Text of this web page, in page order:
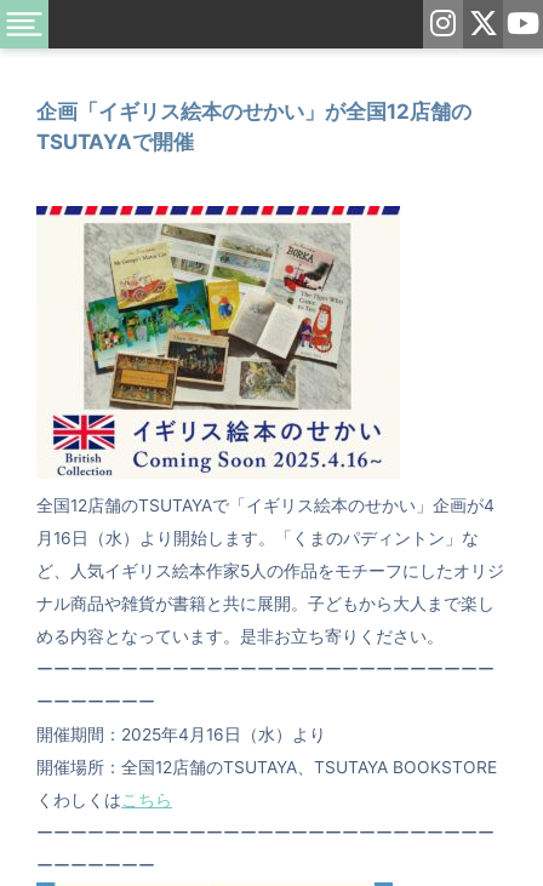
企画「イギリス絵本のせかい」が全国12店舗の
TSUTAYAで開催
全国12店舗のTSUTAYAで「イギリス絵本のせかい」企画が4
月16日（水）より開始します。「くまのパディントン」な
ど、人気イギリス絵本作家5人の作品をモチーフにしたオリジ
ナル商品や雑貨が書籍と共に展開。子どもから大人まで楽し
める内容となっています。是非お立ち寄りください。
ーーーーーーーーーーーーーーーーーーーーーーーーーーー
ーーーーーーー
開催期間：2025年4月16日（水）より
開催場所：全国12店舗のTSUTAYA、TSUTAYA BOOKSTORE
くわしくはこちら
ーーーーーーーーーーーーーーーーーーーーーーーーーーー
ーーーーーーー